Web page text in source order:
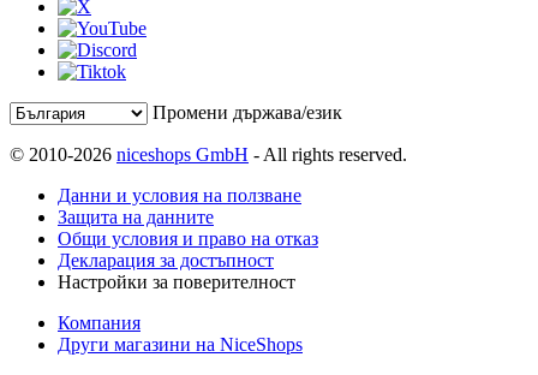
Промени държава/език
© 2010-2026 niceshops GmbH - All rights reserved.
Данни и условия на ползване
Защита на данните
Общи условия и право на отказ
Декларация за достъпност
Настройки за поверителност
Компания
Други магазини на NiceShops